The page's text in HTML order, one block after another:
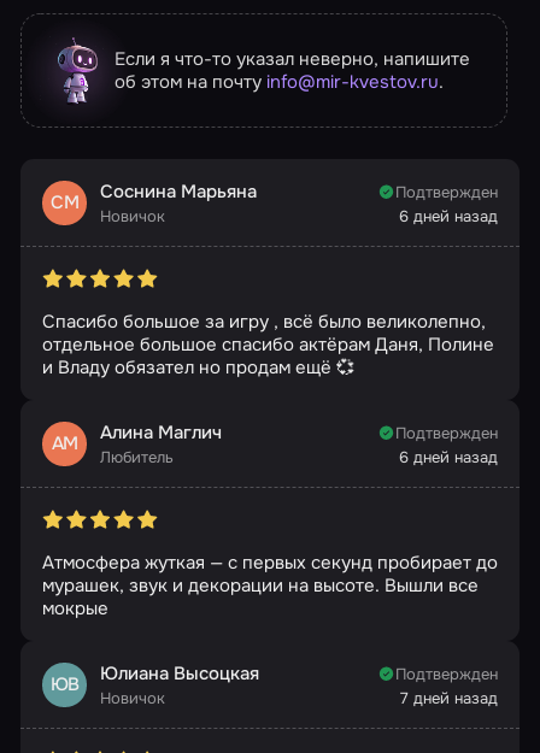
Если я что-то указал неверно, напишите
об этом на почту info@mir-kvestov.ru.
СМ Соснина Марьяна
Новичок
Подтвержден
6 дней назад
Спасибо большое за игру , всё было великолепно,
отдельное большое спасибо актёрам Даня, Полине
и Владу обязател но продам ещё 💞
АМ Алина Маглич
Любитель
Подтвержден
6 дней назад
Атмосфера жуткая — с первых секунд пробирает до
мурашек, звук и декорации на высоте. Вышли все
мокрые
ЮВ Юлиана Высоцкая
Новичок
Подтвержден
7 дней назад